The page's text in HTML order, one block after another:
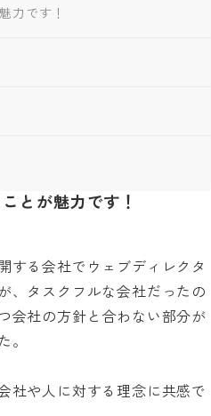
力です！
とが魅力です！
する会社でウェブディレクタ
、タスクフルな会社だったの
会社の方針と合わない部分が
。
社や人に対する理念に共感で